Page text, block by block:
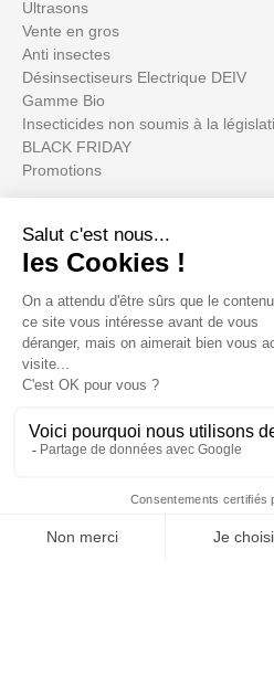
Ultrasons
Vente en gros
Anti insectes
Désinsectiseurs Electrique DEIV
Gamme Bio
Insecticides non soumis à la
BLACK FRIDAY
Promotions
Su cuenta
Informations